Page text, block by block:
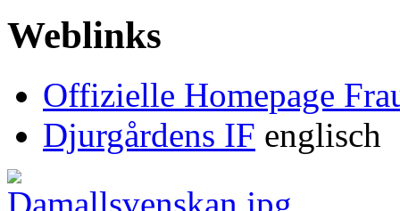
Weblinks
Offizielle Homepage
Djurgårdens IF englisch